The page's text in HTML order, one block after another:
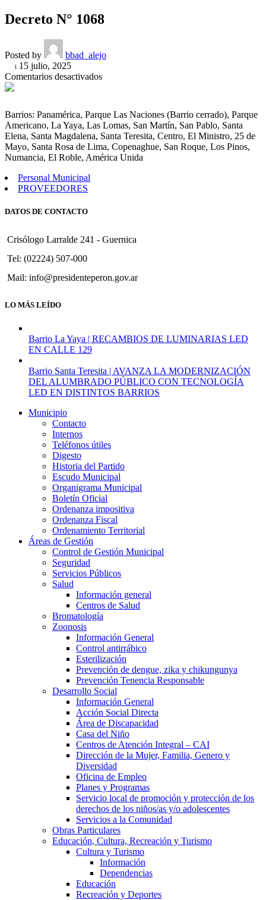
Decreto N° 1068
Posted by
bbad_alejo
On 15 julio, 2025
Comentarios desactivadosen
Barrios: Panamérica, Parque Las Naciones (Barrio cerrado), Parque
Americano, La Yaya, Las Lomas, San Martín, San Pablo, Santa
Elena, Santa Magdalena, Santa Teresita, Centro, El Ministro, 25 de
Mayo, Santa Rosa de Lima, Copenaghue, San Roque, Los Pinos,
Numancia, El Roble, América Unida
Personal Municipal
PROVEEDORES
DATOS DE CONTACTO
Crisólogo Larralde 241 - Guernica
Tel: (02224) 507-000
Mail: info@presidenteperon.gov.ar
LO MÁS LEÍDO
Barrio La Yaya | RECAMBIOS DE LUMINARIAS LED
EN CALLE 129
Barrio Santa Teresita | AVANZA LA MODERNIZACIÓN
DEL ALUMBRADO PÚBLICO CON TECNOLOGÍA
LED EN DISTINTOS BARRIOS
Municipio
Contacto
Internos
Teléfonos útiles
Digesto
Historia del Partido
Escudo Municipal
Organigrama Municipal
Boletín Oficial
Ordenanza impositiva
Ordenanza Fiscal
Ordenamiento Territorial
Áreas de Gestión
Control de Gestión Municipal
Seguridad
Servicios Públicos
Salud
Información general
Centros de Salud
Bromatología
Zoonosis
Información General
Control antirrábico
Esterilización
Prevención de dengue, zika y chikungunya
Prevención Tenencia Responsable
Desarrollo Social
Información General
Acción Social Directa
Área de Discapacidad
Casa del Niño
Centros de Atención Integral – CAI
Dirección de la Mujer, Familia, Genero y
Diversidad
Oficina de Empleo
Planes y Programas
Servicio local de promoción y protección de los
derechos de los niños/as y/o adolescentes
Servicios a la Comunidad
Obras Particulares
Educación, Cultura, Recreación y Turismo
Cultura y Turismo
Información
Dependencias
Educación
Recreación y Deportes